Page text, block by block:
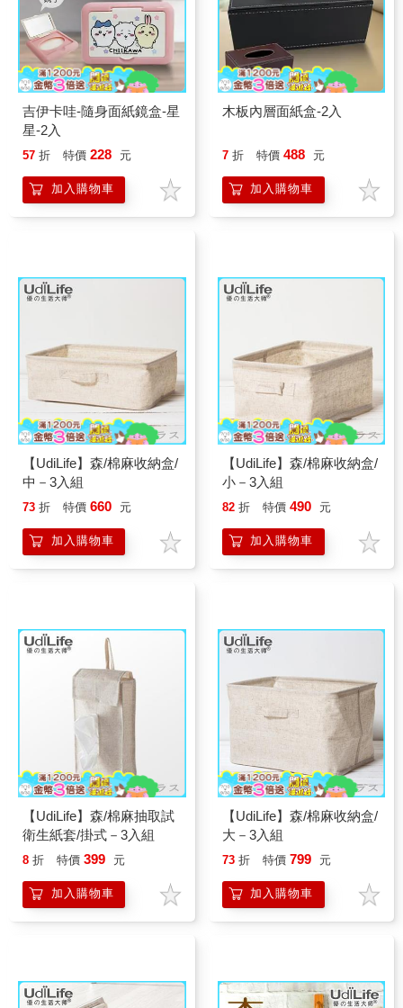
吉伊卡哇-隨身面紙鏡盒-星
星-2入
57 折 特價 228 元
加入購物車
木板內層面紙盒-2入
7 折 特價 488 元
加入購物車
【UdiLife】森/棉麻收納盒/
中－3入組
73 折 特價 660 元
加入購物車
【UdiLife】森/棉麻收納盒/
小－3入組
82 折 特價 490 元
加入購物車
【UdiLife】森/棉麻抽取試
衛生紙套/掛式－3入組
8 折 特價 399 元
加入購物車
【UdiLife】森/棉麻收納盒/
大－3入組
73 折 特價 799 元
加入購物車